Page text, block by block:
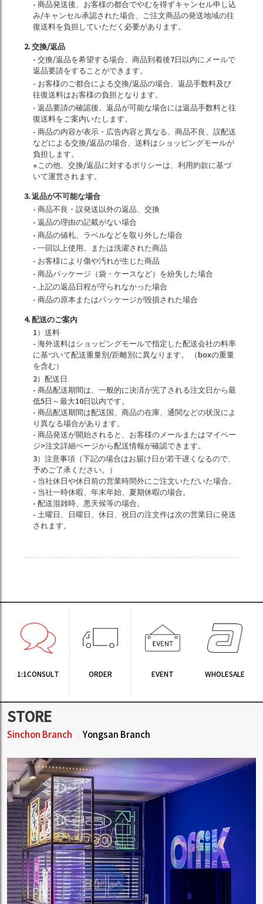
- 商品発送後、お客様の都合でやむを得ずキャンセル申し込
み/キャンセル承認された場合、ご注文商品の発送地域の往
復送料を負担していただく必要があります。
2. 交換/返品
- 交換/返品を希望する場合、商品到着後7日以内にメールで
返品要請をすることができます。
- お客様のご都合による交換/返品の場合、返品手数料及び
往復送料はお客様の負担となります。
- 返品要請の確認後、返品が可能な場合には返品手数料と往
復送料をご案内いたします。
- 商品の内容が表示・広告内容と異なる、商品不良、誤配送
などによる交換/返品の場合、送料はショッピングモールが
負担します。
※この他、交換/返品に対するポリシーは、利用約款に基づ
いて運営されます。
3. 返品が不可能な場合
- 商品不良・誤発送以外の返品、交換
- 返品の理由の記載がない場合
- 商品の値札、ラベルなどを取り外した場合
- 一回以上使用、または洗濯された商品
- お客様により傷や汚れが生じた商品
- 商品パッケージ（袋・ケースなど）を紛失した場合
- 上記の返品日程が守られなかった場合
- 商品の原本またはパッケージが毀損された場合
4. 配送のご案内
1）送料
- 海外送料はショッピングモールで指定した配送会社の料率
に基づいて配送重量別/距離別に異なります。 （boxの重量
を含む）
2）配送日
- 商品配送期間は、一般的に決済が完了される注文日から最
低5日～最大10日以内です。
- 商品配送期間は配送国、商品の在庫、通関などの状況によ
り異なる場合があります。
- 商品発送が開始されると、お客様のメールまたはマイペー
ジ>注文詳細ページから配送情報が確認できます。
3）注意事項（下記の場合はお届け日が若干遅くなるので、
予めご了承ください。）
- 当社休日や休日前の営業時間外にご注文いただいた場合。
- 当社一時休暇、年末年始、夏期休暇の場合。
- 配送混雑時、悪天候等の場合。
- 土曜日、日曜日、休日、祝日の注文件は次の営業日に発送
されます。
1:1CONSULT ORDER EVENT WHOLESALE
STORE
Sinchon Branch Yongsan Branch